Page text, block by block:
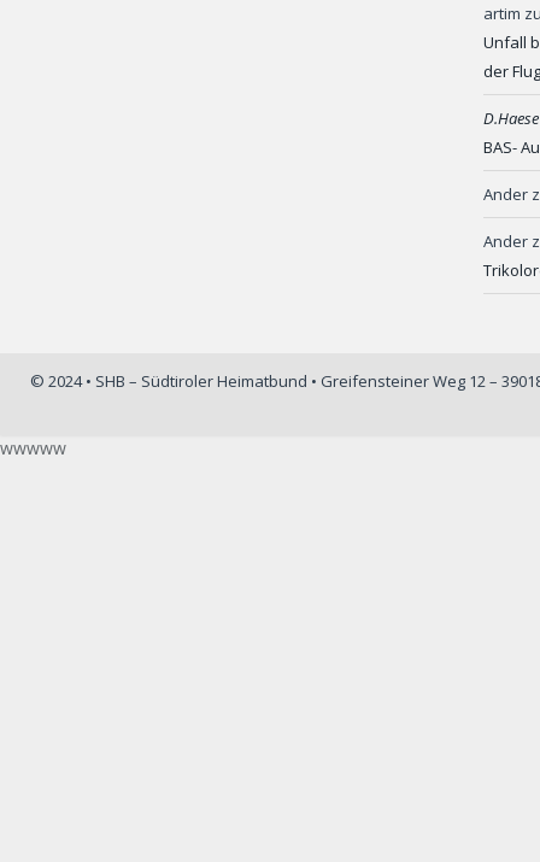
artim
Unfall
der
BAS-
Ander
Ander
© 2024 • SHB – Südtiroler Heimatbund • Greifensteiner Weg 12 –
wwwww